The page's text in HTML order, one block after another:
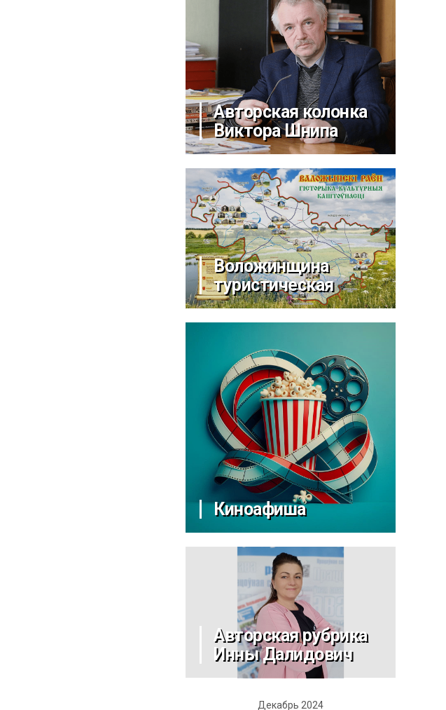
Авторская колонка
Виктора Шнипа
Воложинщина
туристическая
Киноафиша
Авторская рубрика
Инны Далидович
Декабрь 2024